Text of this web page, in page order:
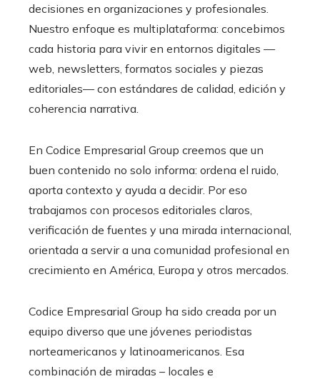
decisiones en organizaciones y profesionales.
Nuestro enfoque es multiplataforma: concebimos
cada historia para vivir en entornos digitales —
web, newsletters, formatos sociales y piezas
editoriales— con estándares de calidad, edición y
coherencia narrativa.
En Codice Empresarial Group creemos que un
buen contenido no solo informa: ordena el ruido,
aporta contexto y ayuda a decidir. Por eso
trabajamos con procesos editoriales claros,
verificación de fuentes y una mirada internacional,
orientada a servir a una comunidad profesional en
crecimiento en América, Europa y otros mercados.
Codice Empresarial Group ha sido creada por un
equipo diverso que une jóvenes periodistas
norteamericanos y latinoamericanos. Esa
combinación de miradas – locales e